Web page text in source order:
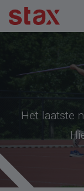
Het laatste